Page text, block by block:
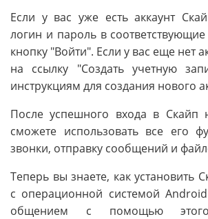
Если у вас уже есть аккаунт
логин и пароль в
кнопку "Войти". Если у вас еще нет
на ссылку "Создать учетную
инструкциям для создания нового
После успешного входа в Скайп
сможете использовать все его
звонки, отправку сообщений и
Теперь вы знаете, как установить
с операционной системой
общением с помощью этого